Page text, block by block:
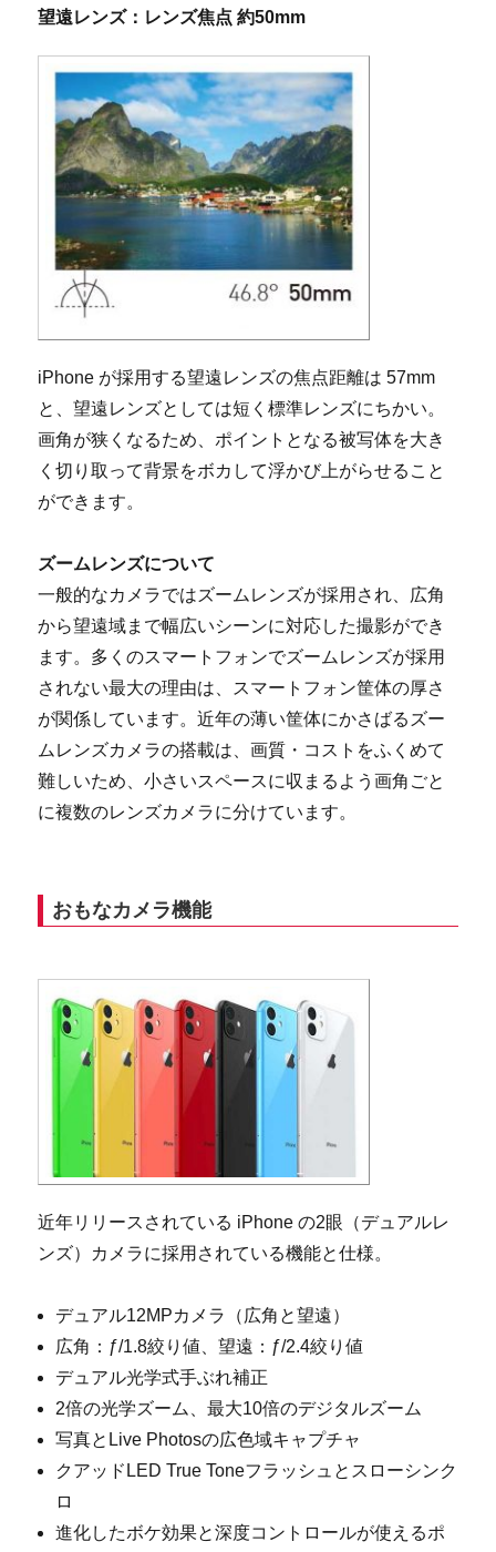
望遠レンズ：レンズ焦点 約50mm
iPhone が採用する望遠レンズの焦点距離は 57mm
と、望遠レンズとしては短く標準レンズにちかい。
画角が狭くなるため、ポイントとなる被写体を大き
く切り取って背景をボカして浮かび上がらせること
ができます。
ズームレンズについて
一般的なカメラではズームレンズが採用され、広角
から望遠域まで幅広いシーンに対応した撮影ができ
ます。多くのスマートフォンでズームレンズが採用
されない最大の理由は、スマートフォン筐体の厚さ
が関係しています。近年の薄い筐体にかさばるズー
ムレンズカメラの搭載は、画質・コストをふくめて
難しいため、小さいスペースに収まるよう画角ごと
に複数のレンズカメラに分けています。
おもなカメラ機能
近年リリースされている iPhone の2眼（デュアルレ
ンズ）カメラに採用されている機能と仕様。
デュアル12MPカメラ（広角と望遠）
広角：ƒ/1.8絞り値、望遠：ƒ/2.4絞り値
デュアル光学式手ぶれ補正
2倍の光学ズーム、最大10倍のデジタルズーム
写真とLive Photosの広色域キャプチャ
クアッドLED True Toneフラッシュとスローシンク
ロ
進化したボケ効果と深度コントロールが使えるポ